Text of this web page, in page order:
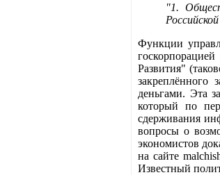
"1.
Функции
Развития"
закреплённого
деньгами. Эта
который по
сдерживания
вопросы о
экономистов
на сайте
Известный